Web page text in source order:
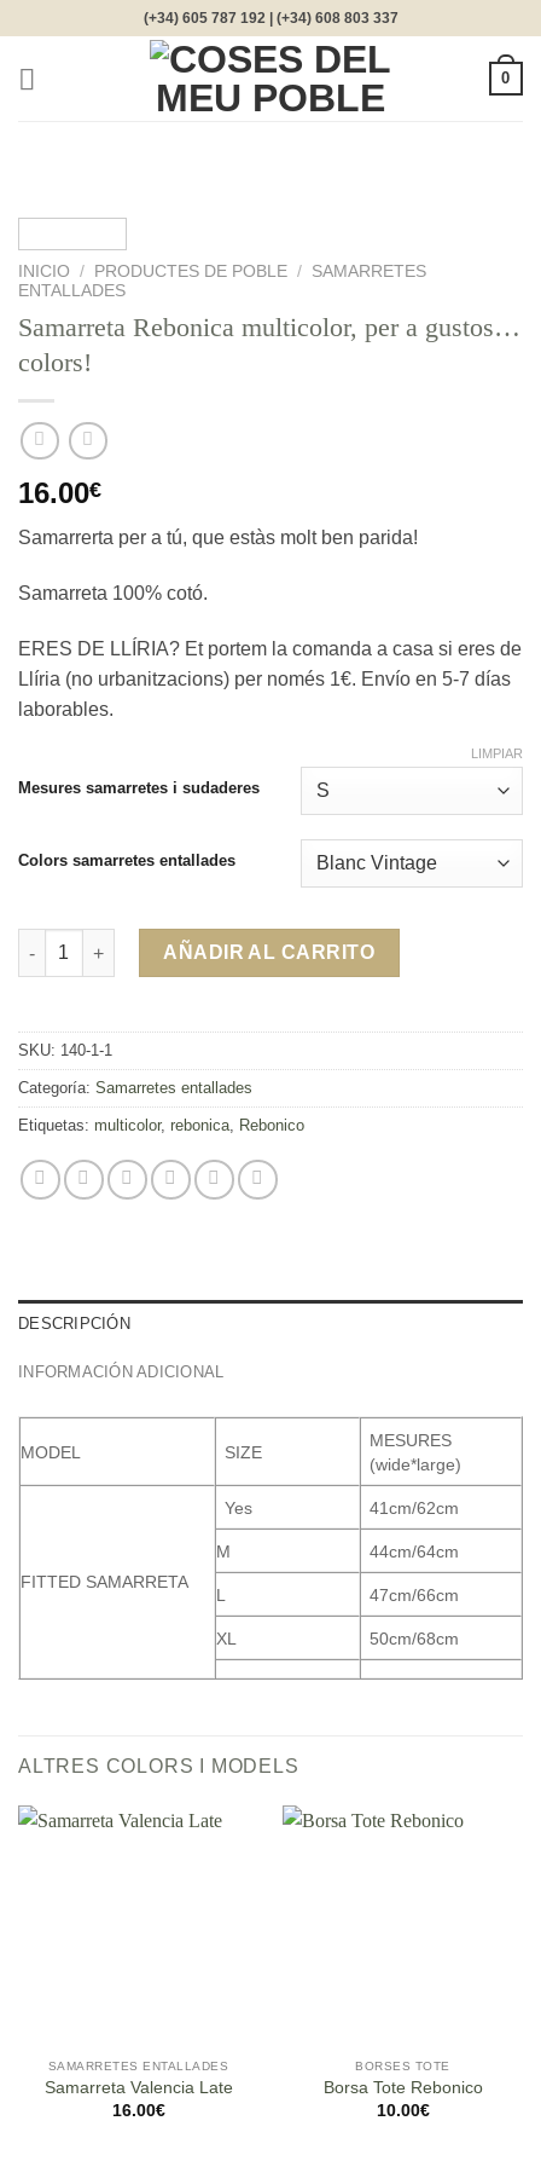
contenido
(+34) 605 787 192 | (+34) 608 803 337
0
INICIO / PRODUCTES DE POBLE / SAMARRETES
ENTALLADES
Samarreta Rebonica multicolor, per a gustos…
colors!
16.00€
Samarrerta per a tú, que estàs molt ben parida!
Samarreta 100% cotó.
ERES DE LLÍRIA? Et portem la comanda a casa si eres de
Llíria (no urbanitzacions) per només 1€. Envío en 5-7 días
laborables.
Mesures samarretes i sudaderes
Colors samarretes entallades
LIMPIAR
Samarreta Rebonica multicolor, per a gustos...colors! cantidad
AÑADIR AL CARRITO
SKU: 140-1-1
Categoría: Samarretes entallades
Etiquetas: multicolor, rebonica Rebonico
DESCRIPCIÓN
INFORMACIÓN ADICIONAL
MODEL SIZE
MESURES
(wide*large)
FITTED SAMARRETA
Yes 41cm/62cm
M 44cm/64cm
L 47cm/66cm
XL 50cm/68cm
ALTRES COLORS I MODELS
SAMARRETES ENTALLADES
Samarreta Valencia Late
16.00€
BORSES TOTE
Borsa Tote Rebonico
10.00€